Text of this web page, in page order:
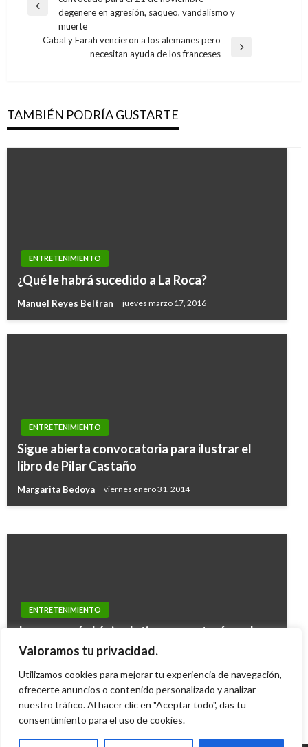
Valoramos tu privacidad.
Utilizamos cookies para mejorar tu experiencia de navegación,
ofrecerte anuncios o contenido personalizado y analizar
nuestro tráfico. Al hacer clic en "Aceptar todo", das tu
consentimiento para el uso de cookies.
de
entradas
Entrada
anterior
degenere en agresión, saqueo, vandalismo y
muerte
Cabal y Farah vencieron a los alemanes pero
necesitan ayuda de los franceses
TAMBIÉN PODRÍA GUSTARTE
ENTRETENIMIENTO
¿Qué le habrá sucedido a La Roca?
Manuel Reyes Beltran jueves marzo 17, 2016
ENTRETENIMIENTO
Sigue abierta convocatoria para ilustrar el
libro de Pilar Castaño
Margarita Bedoya viernes enero 31, 2014
Dr. Queen presenta en Bogotá su tributo a
ENTRETENIMIENTO
Juanes será el único latino que estará en el
concierto tributo a Frank Sinatra y John
Andres Felipe Gama viernes diciembre 4, 2015